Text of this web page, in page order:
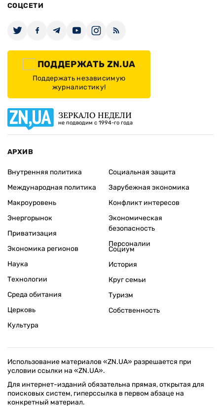
СОЦСЕТИ
ПОДДЕРЖАТЬ ZN.UA
Поддержать независимую
журналистику!
ЗЕРКАЛО НЕДЕЛИ
не подводим с 1994-го года
АРХИВ
Внутренняя политика
Международная политика
Макроуровень
Энергорынок
Приватизация
Экономика регионов
Социальная защита
Зарубежная экономика
Конфликт интересов
Экономическая
безопасность
Персоналии
Наука
Технологии
Среда обитания
Церковь
Культура
Социум
История
Круг семьи
Туризм
Собственность
Использование материалов «ZN.UA» разрешается при
условии ссылки на «ZN.UA».
Для интернет-изданий обязательна прямая, открытая для
поисковых систем, гиперссылка в первом абзаце на
конкретный материал.